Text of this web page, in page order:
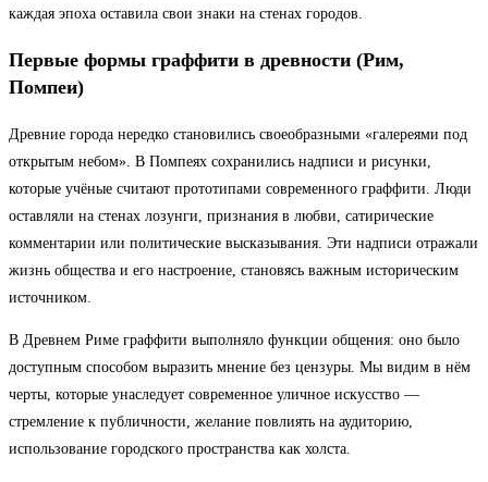
каждая эпоха оставила свои знаки на стенах городов.
Первые формы граффити в древности (Рим,
Помпеи)
Древние города нередко становились своеобразными «галереями под
открытым небом». В Помпеях сохранились надписи и рисунки,
которые учёные считают прототипами современного граффити. Люди
оставляли на стенах лозунги, признания в любви, сатирические
комментарии или политические высказывания. Эти надписи отражали
жизнь общества и его настроение, становясь важным историческим
источником.
В Древнем Риме граффити выполняло функции общения: оно было
доступным способом выразить мнение без цензуры. Мы видим в нём
черты, которые унаследует современное уличное искусство —
стремление к публичности, желание повлиять на аудиторию,
использование городского пространства как холста.